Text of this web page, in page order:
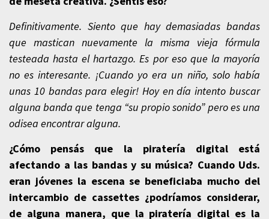
Definitivamente. Siento que hay demasiadas bandas
que mastican nuevamente la misma vieja fórmula
testeada hasta el hartazgo. Es por eso que la mayoría
no es interesante. ¡Cuando yo era un niño, solo había
unas 10 bandas para elegir! Hoy en día intento buscar
alguna banda que tenga “su propio sonido” pero es una
odisea encontrar alguna.
¿Cómo pensás que la piratería digital está
afectando a las bandas y su música? Cuando Uds.
eran jóvenes la escena se beneficiaba mucho del
intercambio de cassettes ¿podríamos considerar,
de alguna manera, que la piratería digital es la